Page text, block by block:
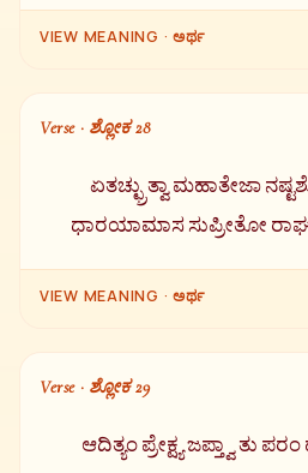
VIEW MEANING · ಅರ್ಥ
ಅಗಸ್ತ್ಯ ಮಹರ್ಷಿಗಳು ಬಂದ ಹಾಗೆಯೇ ಮರಳಿ
Verse · ಶ್ಲೋಕ 28
ಏತಚ್ಛ್ರುತ್ವಾ ಮಹಾತೇಜಾ
ಧಾರಯಾಮಾಸ ಸುಪ್ರೀತೋ
VIEW MEANING · ಅರ್ಥ
ಅವರು ಸಂತೋಷದಿಂದ, ಏಕಾಗ್ರ ಚಿತ್ತದಿಂದ
Verse · ಶ್ಲೋಕ 29
ಆದಿತ್ಯಂ ಪ್ರೇಕ್ಷ್ಯ ಜಪ್ತ್ವಾ ತು